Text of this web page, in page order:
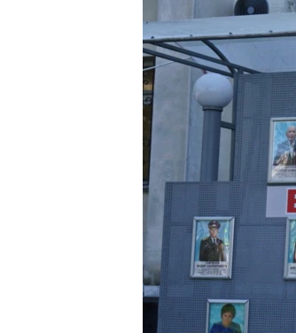
УКРАЇНСЬКА ПРОБЛЕМА КРИМУ